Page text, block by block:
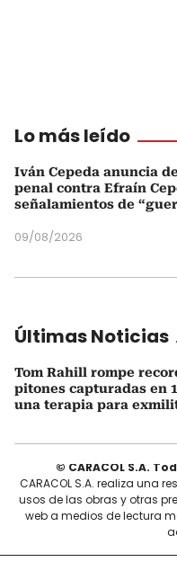
Lo más leído
Iván Cepeda anuncia
penal contra Efraín
señalamientos de
09/08/2026
Últimas Noticias
Tom Rahill rompe
pitones capturadas en
una terapia para
© CARACOL S.A.
CARACOL S.A. realiza una
usos de las obras y otras
web a medios de lectura